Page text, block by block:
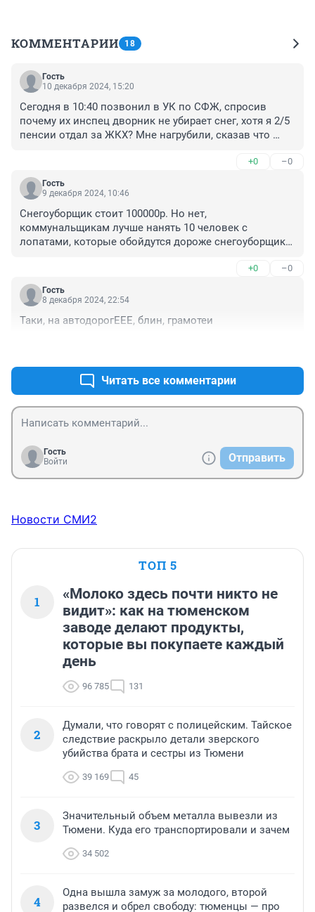
КОММЕНТАРИИ 18
Гость
10 декабря 2024, 15:20
Сегодня в 10:40 позвонил в УК по СФЖ, спросив
почему их инспец дворник не убирает снег, хотя я 2/5
пенсии отдал за ЖКХ? Мне нагрубили, сказав что
6:00 уже мел, убирал снег.. Этот ленивейший инспец
вылезет только после снегопада, когда весь снег
притопчут.. Его супруга подъезды "моет". За что я им
+0 –0
Гость
9 декабря 2024, 10:46
Снегоуборщик стоит 100000р. Но нет,
коммунальщикам лучше нанять 10 человек с
лопатами, которые обойдутся дороже снегоуборщика
+0 –0
Гость
8 декабря 2024, 22:54
Таки, на автодорогЕЕЕ, блин, грамотеи
Читать все комментарии
Гость
Войти
Отправить
Новости СМИ2
ТОП 5
1
«Молоко здесь почти никто не
видит»: как на тюменском
заводе делают продукты,
которые вы покупаете каждый
день
96 785 131
2
Думали, что говорят с полицейским. Тайское
следствие раскрыло детали зверского
убийства брата и сестры из Тюмени
39 169 45
3
Значительный объем металла вывезли из
Тюмени. Куда его транспортировали и зачем
34 502
4
Одна вышла замуж за молодого, второй
развелся и обрел свободу: тюменцы — про